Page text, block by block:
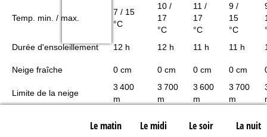
Temp. min. / max.
7 / 15
°C
10 /
17
°C
11 /
17
°C
9 /
15
°C
Durée d'ensoleillement
12 h 12 h 11 h 11 h
Neige fraîche 0 cm 0 cm 0 cm 0 cm
Limite de la neige
3 400
m
3 700
m
3 600
m
3 700
m
Le matin Le midi Le soir La nuit